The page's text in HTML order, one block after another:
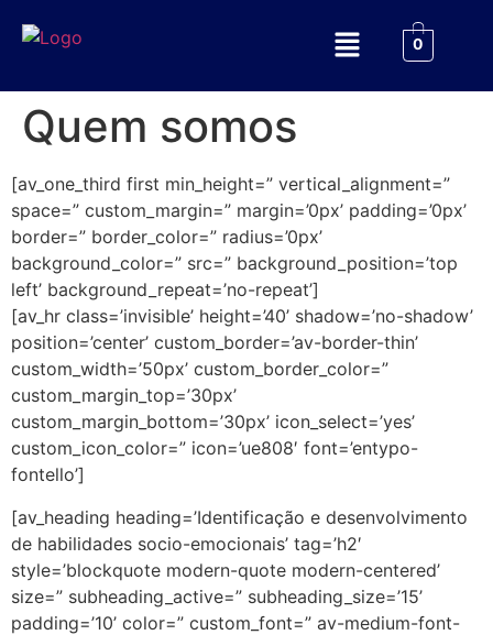
0
Quem somos
[av_one_third first min_height=” vertical_alignment=”
space=” custom_margin=” margin=’0px’ padding=’0px’
border=” border_color=” radius=’0px’
background_color=” src=” background_position=’top
left’ background_repeat=’no-repeat’]
[av_hr class=’invisible’ height=’40’ shadow=’no-shadow’
position=’center’ custom_border=’av-border-thin’
custom_width=’50px’ custom_border_color=”
custom_margin_top=’30px’
custom_margin_bottom=’30px’ icon_select=’yes’
custom_icon_color=” icon=’ue808′ font=’entypo-
fontello’]
[av_heading heading=’Identificação e desenvolvimento
de habilidades socio-emocionais’ tag=’h2′
style=’blockquote modern-quote modern-centered’
size=” subheading_active=” subheading_size=’15’
padding=’10’ color=” custom_font=” av-medium-font-